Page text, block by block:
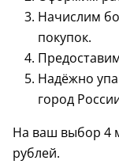
Начислим
покупок.
Надёжно
город
На ваш выбор 4
рублей.